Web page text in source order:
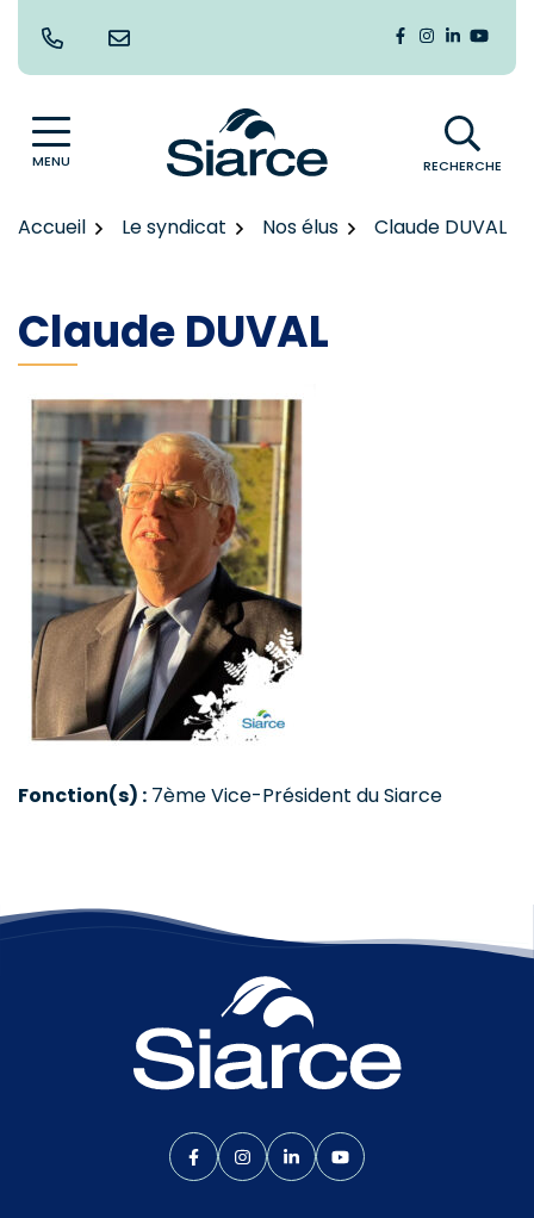
contenu
Lien vers le
Lien vers le
Lien vers
Lien
MENU RECHERCHE
Accueil Le syndicat Nos élus Claude DUVAL
Claude DUVAL
Fonction(s) : 7ème Vice-Président du Siarce
Lien vers le compte Facebook
Lien vers le compte Instagram
Lien vers le compte Linkedin
Lien vers la chaîne